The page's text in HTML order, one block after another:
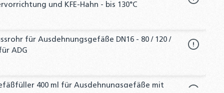
und KFE-Hahn - bis 130°C
für Ausdehnungsgefäße DN16 - 80 / 120 /
ADG
400 ml für Ausdehnungsgefäße mit